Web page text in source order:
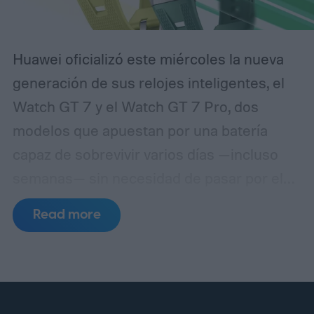
Huawei oficializó este miércoles la nueva
generación de sus relojes inteligentes, el
Watch GT 7 y el Watch GT 7 Pro, dos
modelos que apuestan por una batería
cargador. El lanzamiento, realizado
inicialmente para el mercado chino,
Read more